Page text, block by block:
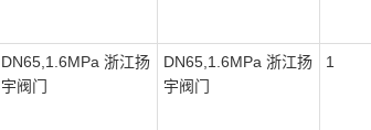
DN65,1.6MPa 浙江扬
宇阀门
DN65,1.6MPa 浙江扬
宇阀门
1